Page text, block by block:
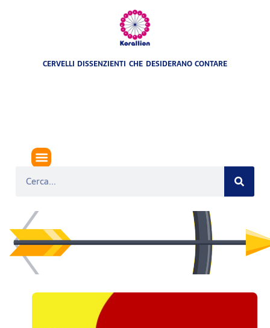
CERVELLI DISSENZIENTI CHE DESIDERANO CONTARE